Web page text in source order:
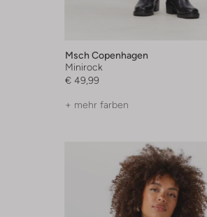
Msch Copenhagen
Minirock
€ 49,99
+ mehr farben